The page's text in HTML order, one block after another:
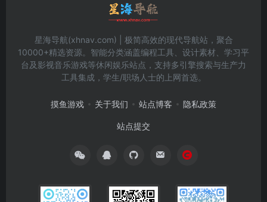
星海导航(xhnav.com) | 极简高效的现代导航站，聚合
10000+精选资源。智能分类涵盖编程工具、设计素材、学习平
台及影视音乐游戏等休闲娱乐站点，支持多引擎搜索与生产力
工具集成，学生/职场人士的上网首选。
摸鱼游戏 关于我们 站点博客 隐私政策
站点提交